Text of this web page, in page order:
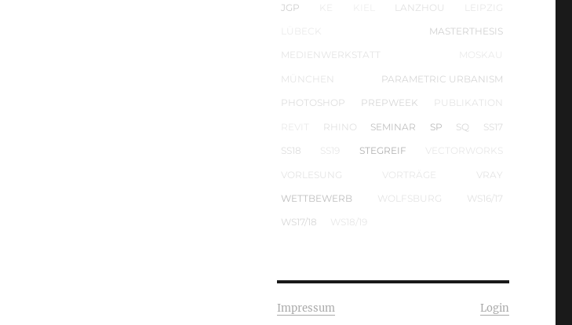
JGP LANZHOU LEIPZIG
MASTERTHESIS
MEDIENWERKSTATT
MÜNCHEN PARAMETRIC URBANISM
PHOTOSHOP PREPWEEK PUBLIKATION
RHINO SEMINAR SP SQ SS17
SS18 SS19 STEGREIF VECTORWORKS
VORLESUNG VORTRÄGE VRAY
WETTBEWERB WOLFSBURG WS16/17
WS17/18 WS18/19
Impressum Login